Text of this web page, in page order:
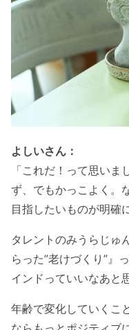
よしいさん：
「これだ！って思い
ず、でもかっこよく。
目指したいものが明確
タレントのみうらじゅ
らった”老けづくり”』
インドっていいなあと
年齢で変化していくこ